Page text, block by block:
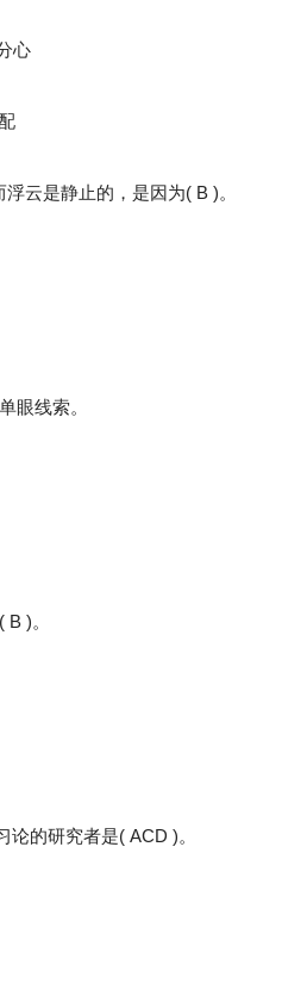
心
是静止的，是因为( B )。
线索。
)。
的研究者是( ACD )。